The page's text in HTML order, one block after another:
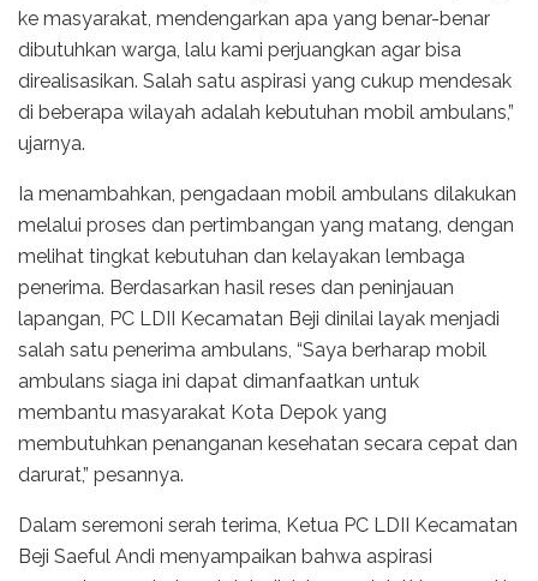
ke masyarakat, mendengarkan apa yang benar-benar
dibutuhkan warga, lalu kami perjuangkan agar bisa
direalisasikan. Salah satu aspirasi yang cukup mendesak
di beberapa wilayah adalah kebutuhan mobil ambulans,”
ujarnya.
Ia menambahkan, pengadaan mobil ambulans dilakukan
melalui proses dan pertimbangan yang matang, dengan
melihat tingkat kebutuhan dan kelayakan lembaga
penerima. Berdasarkan hasil reses dan peninjauan
lapangan, PC LDII Kecamatan Beji dinilai layak menjadi
salah satu penerima ambulans, “Saya berharap mobil
ambulans siaga ini dapat dimanfaatkan untuk
membantu masyarakat Kota Depok yang
membutuhkan penanganan kesehatan secara cepat dan
darurat,” pesannya.
Dalam seremoni serah terima, Ketua PC LDII Kecamatan
Beji Saeful Andi menyampaikan bahwa aspirasi